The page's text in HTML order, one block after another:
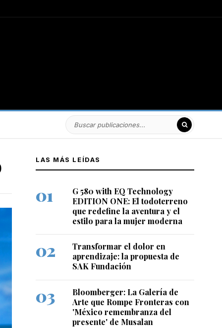
LAS MÁS LEÍDAS
G 580 with EQ Technology
EDITION ONE: El todoterreno
que redefine la aventura y el
estilo para la mujer moderna
Transformar el dolor en
aprendizaje: la propuesta de
SAK Fundación
Bloomberger: La Galería de
Arte que Rompe Fronteras con
'México remembranza del
presente' de Musalan